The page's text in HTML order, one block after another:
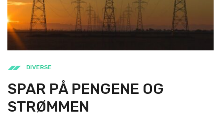
DIVERSE
SPAR PÅ PENGENE OG
STRØMMEN